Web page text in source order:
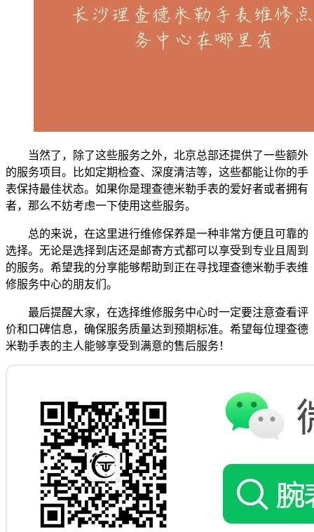
当然了，除了这些服务之外，北京总部还提供了一些额外
的服务项目。比如定期检查、深度清洁等，这些都能让你的手
表保持最佳状态。如果你是理查德米勒手表的爱好者或者拥有
者，那么不妨考虑一下使用这些服务。
总的来说，在这里进行维修保养是一种非常方便且可靠的
选择。无论是选择到店还是邮寄方式都可以享受到专业且周到
的服务。希望我的分享能够帮助到正在寻找理查德米勒手表维
修服务中心的朋友们。
最后提醒大家，在选择维修服务中心时一定要注意查看评
价和口碑信息，确保服务质量达到预期标准。希望每位理查德
米勒手表的主人能够享受到满意的售后服务！